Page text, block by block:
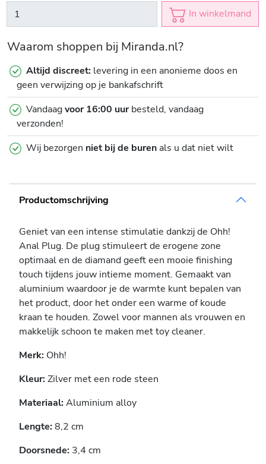
In winkelmand
Waarom shoppen bij Miranda.nl?
Altijd discreet: levering in een anonieme doos en
geen verwijzing op je bankafschrift
Vandaagvoor 16:00 uurbesteld, vandaag
verzonden!
Wij bezorgen niet bij de burenals u dat niet wilt
Productomschrijving
Geniet van een intense stimulatie dankzij de Ohh!
Anal Plug. De plug stimuleert de erogene zone
optimaal en de diamand geeft een mooie finishing
touch tijdens jouw intieme moment. Gemaakt van
aluminium waardoor je de warmte kunt bepalen van
het product, door het onder een warme of koude
kraan te houden. Zowel voor mannen als vrouwen en
makkelijk schoon te maken met toy cleaner.
Merk: Ohh!
Kleur:Zilver met een rode steen
Materiaal:Aluminium alloy
Lengte:8,2 cm
Doorsnede: 3,4 cm